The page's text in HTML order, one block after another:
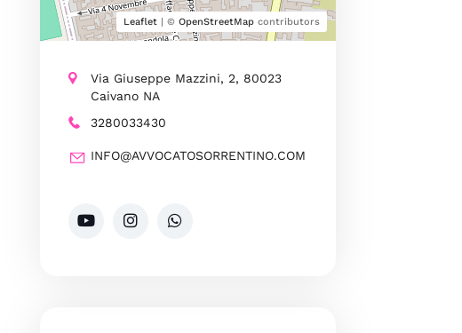
Leaflet| © OpenStreetMapcontributors
Via Giuseppe Mazzini, 2, 80023
Caivano NA
3280033430
INFO@AVVOCATOSORRENTINO.COM